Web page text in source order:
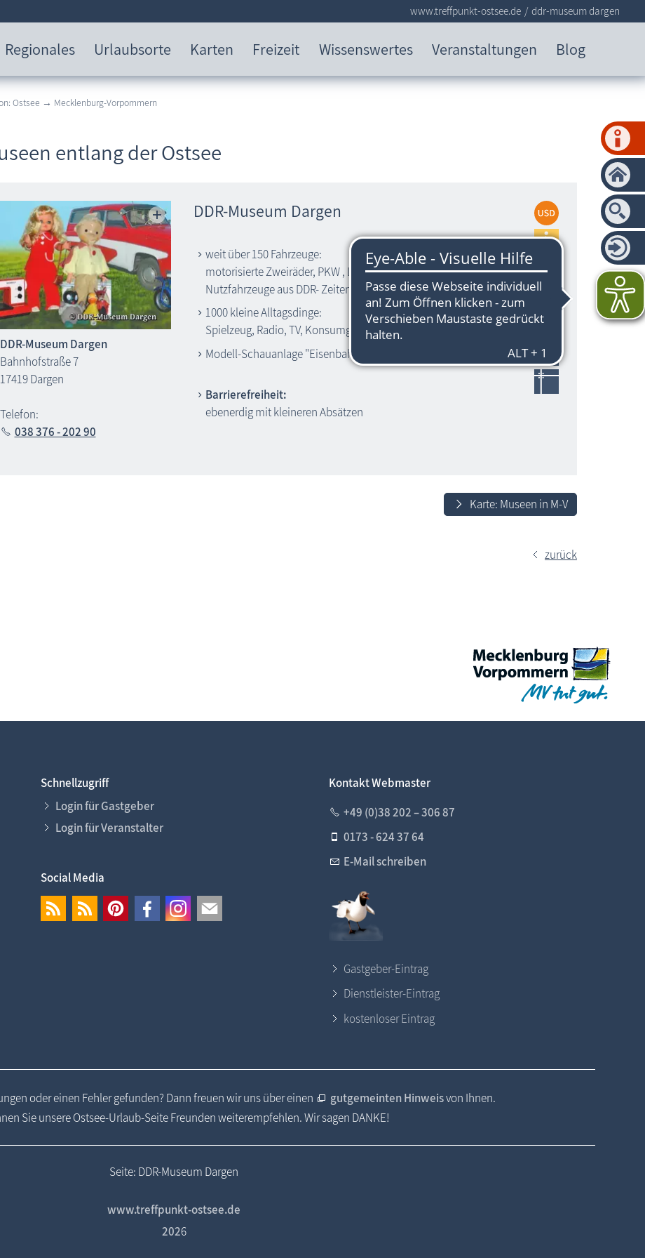
Regionales Urlaubsorte Karten Freizeit Wissenswertes Veranstaltungen Blog
www.treffpunkt-ostsee.de ddr-museum dargen
Ostsee → Mecklenburg-Vorpommern
entlang der Ostsee
DDR-Museum Dargen
Bahnhofstraße 7
17419 Dargen
Telefon:
038 376 - 202 90
DDR-Museum Dargen
weit über 150 Fahrzeuge:
motorisierte Zweiräder, PKW , LKW, Busse, Traktoren,
Nutzfahrzeuge aus DDR- Zeiten und den RGW- Staaten
1000 kleine Alltagsdinge:
Spielzeug, Radio, TV, Konsumgüter aller Art, Fototechnik , Bücher
Modell-Schauanlage "Eisenbahnhubbrücke Karnin"
Barrierefreiheit:
ebenerdig mit kleineren Absätzen
Karte: Museen in M-V
zurück
Schnellzugriff
Login für Gastgeber
Login für Veranstalter
Social Media
Kontakt Webmaster
+49 (0)38 202 – 306 87
0173 - 624 37 64
E-Mail schreiben
Gastgeber-Eintrag
Dienstleister-Eintrag
kostenloser Eintrag
oder einen Fehler gefunden? Dann freuen wir uns über einen gutgemeinten Hinweisvon Ihnen.
Sie unsere Ostsee-Urlaub-Seite Freunden weiterempfehlen. Wir sagen DANKE!
Seite: DDR-Museum Dargen
www.treffpunkt-ostsee.de
2026